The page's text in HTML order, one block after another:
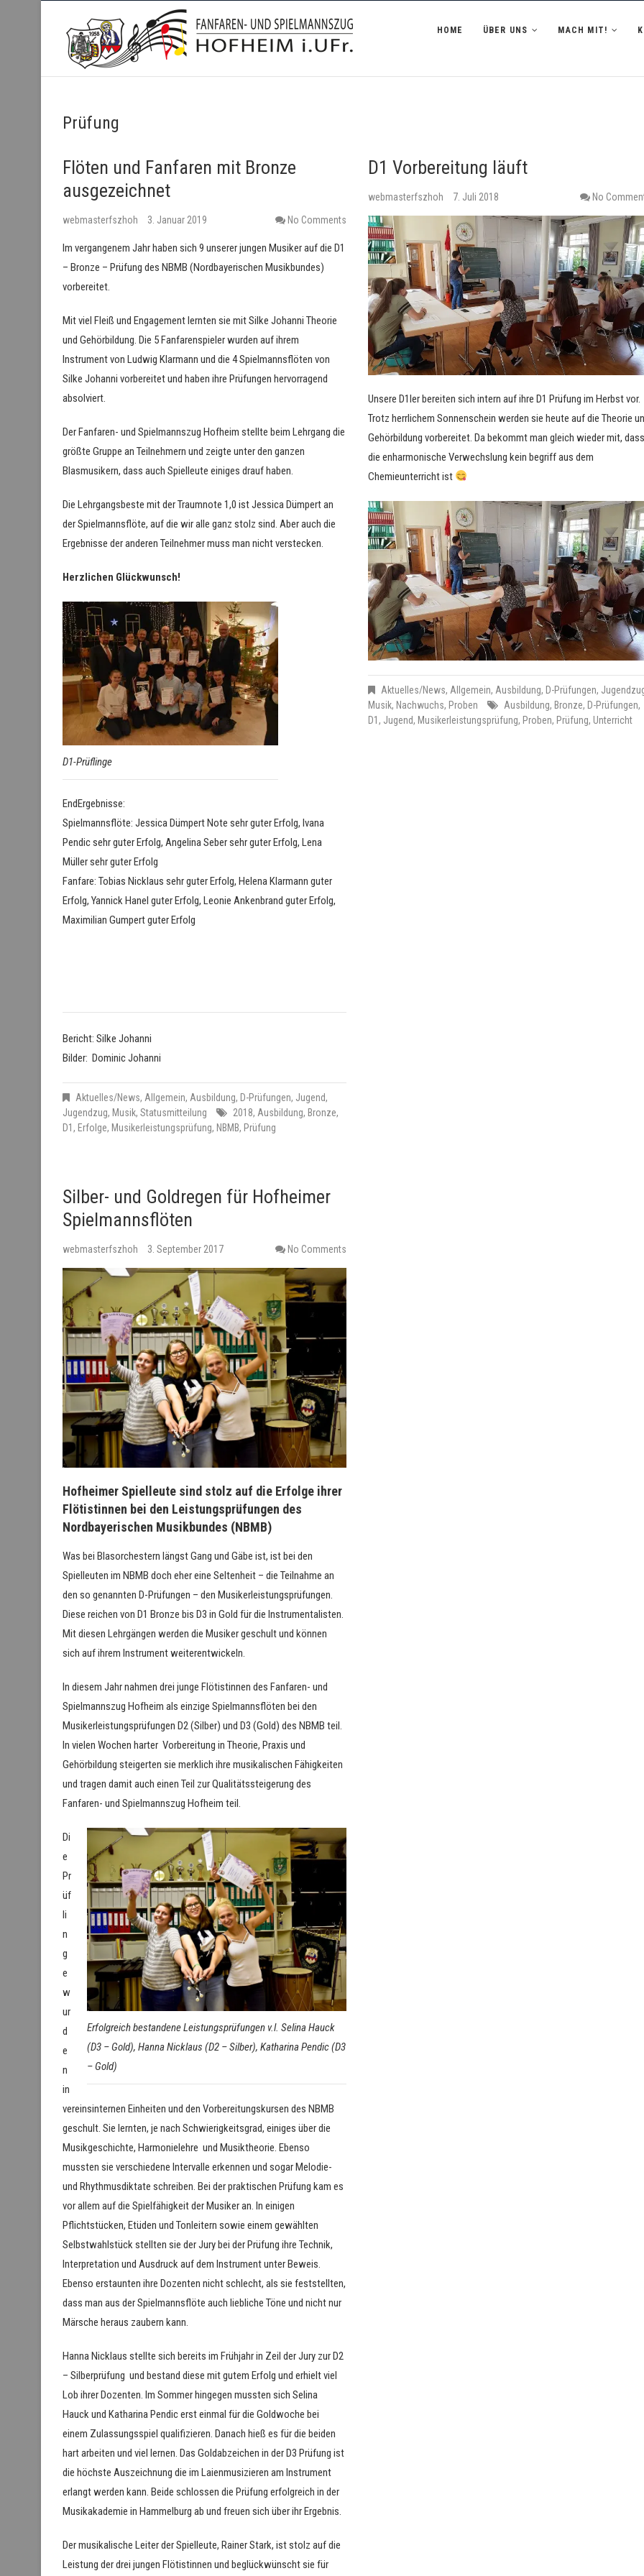
Fanfaren- und Spielmannszug Hofheim i.UFr.
HOME ÜBER UNS MACH MIT!
Prüfung
Flöten und Fanfaren mit Bronze
ausgezeichnet
webmasterfszhoh 3. Januar 2019 No Comments
Im vergangenem Jahr haben sich 9 unserer jungen Musiker auf die D1
– Bronze – Prüfung des NBMB (Nordbayerischen Musikbundes)
vorbereitet.
Mit viel Fleiß und Engagement lernten sie mit Silke Johanni Theorie
und Gehörbildung. Die 5 Fanfarenspieler wurden auf ihrem
Instrument von Ludwig Klarmann und die 4 Spielmannsflöten von
Silke Johanni vorbereitet und haben ihre Prüfungen hervorragend
absolviert.
Der Fanfaren- und Spielmannszug Hofheim stellte beim Lehrgang die
größte Gruppe an Teilnehmern und zeigte unter den ganzen
Blasmusikern, dass auch Spielleute einiges drauf haben.
Die Lehrgangsbeste mit der Traumnote 1,0 ist Jessica Dümpert an
der Spielmannsflöte, auf die wir alle ganz stolz sind. Aber auch die
Ergebnisse der anderen Teilnehmer muss man nicht verstecken.
Herzlichen Glückwunsch!
D1-Prüflinge
EndErgebnisse:
Spielmannsflöte: Jessica Dümpert Note sehr guter Erfolg, Ivana
Pendic sehr guter Erfolg, Angelina Seber sehr guter Erfolg, Lena
Müller sehr guter Erfolg
Fanfare: Tobias Nicklaus sehr guter Erfolg, Helena Klarmann guter
Erfolg, Yannick Hanel guter Erfolg, Leonie Ankenbrand guter Erfolg,
Maximilian Gumpert guter Erfolg
Bericht: Silke Johanni
Bilder: Dominic Johanni
Aktuelles/News, Allgemein, Ausbildung, D-Prüfungen, Jugend,
Jugendzug, Musik, Statusmitteilung 2018, Ausbildung, Bronze,
D1 , Erfolge, Musikerleistungsprüfung, NBMB, Prüfung
D1 Vorbereitung läuft
webmasterfszhoh 7. Juli 2018 No
Unsere D1ler bereiten sich intern auf ihre D1 Prüfung im Herbst vor.
Trotz herrlichem Sonnenschein werden sie heute auf die Theorie
Gehörbildung vorbereitet. Da bekommt man gleich wieder mit, dass
die enharmonische Verwechslung kein begriff aus dem
Chemieunterricht ist
Aktuelles/News, Allgemein, Ausbildung, D-Prüfungen,
Musik, Nachwuchs, Proben Ausbildung, Bronze, D-Prüfungen,
D1 , Jugend, Musikerleistungsprüfung, Proben, Prüfung, Unterricht
Silber- und Goldregen für Hofheimer
Spielmannsflöten
webmasterfszhoh 3. September 2017 No Comments
Hofheimer Spielleute sind stolz auf die Erfolge ihrer
Flötistinnen bei den Leistungsprüfungen des
Nordbayerischen Musikbundes (NBMB)
Was bei Blasorchestern längst Gang und Gäbe ist, ist bei den
Spielleuten im NBMB doch eher eine Seltenheit – die Teilnahme an
den so genannten D-Prüfungen – den Musikerleistungsprüfungen.
Diese reichen von D1 Bronze bis D3 in Gold für die Instrumentalisten.
Mit diesen Lehrgängen werden die Musiker geschult und können
sich auf ihrem Instrument weiterentwickeln.
In diesem Jahr nahmen drei junge Flötistinnen des Fanfaren- und
Spielmannszug Hofheim als einzige Spielmannsflöten bei den
Musikerleistungsprüfungen D2 (Silber) und D3 (Gold) des NBMB teil.
In vielen Wochen harter Vorbereitung in Theorie, Praxis und
Gehörbildung steigerten sie merklich ihre musikalischen Fähigkeiten
und tragen damit auch einen Teil zur Qualitätssteigerung des
Fanfaren- und Spielmannszug Hofheim teil.
Erfolgreich bestandene Leistungsprüfungen v.l. Selina Hauck
(D3 – Gold), Hanna Nicklaus (D2 – Silber), Katharina Pendic (D3
– Gold)
Di
e
Pr
üf
li
n
g
e
w
ur
d
e
n
in
vereinsinternen Einheiten und den Vorbereitungskursen des NBMB
geschult. Sie lernten, je nach Schwierigkeitsgrad, einiges über die
Musikgeschichte, Harmonielehre und Musiktheorie. Ebenso
mussten sie verschiedene Intervalle erkennen und sogar Melodie-
und Rhythmusdiktate schreiben. Bei der praktischen Prüfung kam es
vor allem auf die Spielfähigkeit der Musiker an. In einigen
Pflichtstücken, Etüden und Tonleitern sowie einem gewählten
Selbstwahlstück stellten sie der Jury bei der Prüfung ihre Technik,
Interpretation und Ausdruck auf dem Instrument unter Beweis.
Ebenso erstaunten ihre Dozenten nicht schlecht, als sie feststellten,
dass man aus der Spielmannsflöte auch liebliche Töne und nicht nur
Märsche heraus zaubern kann.
Hanna Nicklaus stellte sich bereits im Frühjahr in Zeil der Jury zur D2
– Silberprüfung und bestand diese mit gutem Erfolg und erhielt viel
Lob ihrer Dozenten. Im Sommer hingegen mussten sich Selina
Hauck und Katharina Pendic erst einmal für die Goldwoche bei
einem Zulassungsspiel qualifizieren. Danach hieß es für die beiden
hart arbeiten und viel lernen. Das Goldabzeichen in der D3 Prüfung ist
die höchste Auszeichnung die im Laienmusizieren am Instrument
erlangt werden kann. Beide schlossen die Prüfung erfolgreich in der
Musikakademie in Hammelburg ab und freuen sich über ihr Ergebnis.
Der musikalische Leiter der Spielleute, Rainer Stark, ist stolz auf die
Leistung der drei jungen Flötistinnen und beglückwünscht sie für